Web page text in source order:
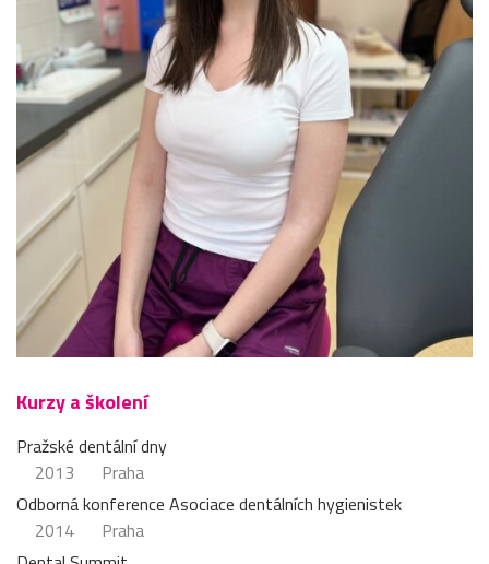
Kurzy a školení
Pražské dentální dny
2013
Praha
Odborná konference Asociace dentálních hygienistek
2014
Praha